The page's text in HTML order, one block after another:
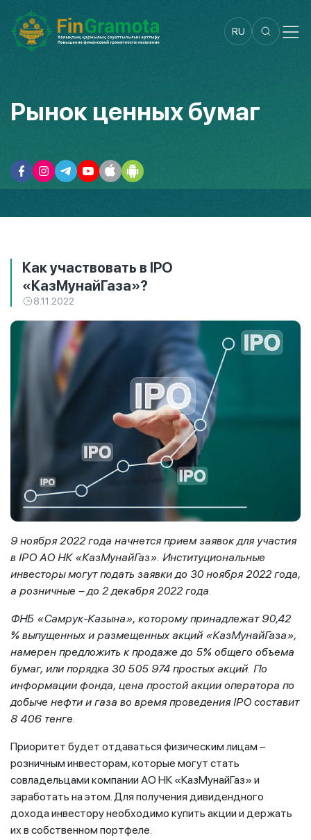
RU
Рынок ценных бумаг
Как участвовать в IPO
«КазМунайГаза»?
8.11.2022
9 ноября 2022 года начнется прием заявок для участия
в IPO АО НК «КазМунайГаз». Институциональные
инвесторы могут подать заявки до 30 ноября 2022 года,
а розничные – до 2 декабря 2022 года.
ФНБ «Самрук-Казына», которому принадлежат 90,42
% выпущенных и размещенных акций «КазМунайГаза»,
намерен предложить к продаже до 5% общего объема
бумаг, или порядка 30 505 974 простых акций. По
информации фонда, цена простой акции оператора по
добыче нефти и газа во время проведения IPO составит
8 406 тенге.
Приоритет будет отдаваться физическим лицам –
розничным инвесторам, которые могут стать
совладельцами компании АО НК «КазМунайГаз» и
заработать на этом. Для получения дивидендного
дохода инвестору необходимо купить акции и держать
их в собственном портфеле.